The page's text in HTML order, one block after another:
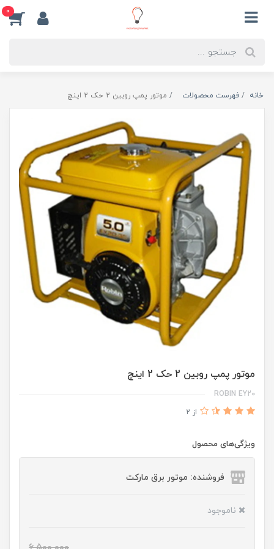
0
خانه فهرست محصولات موتور پمپ روبین 2 حک 2 اینچ
موتور پمپ روبین 2 حک 2 اینچ
ROBIN EY20
از 2
ویژگی‌های محصول
فروشنده: موتور برق مارکت
ناموجود